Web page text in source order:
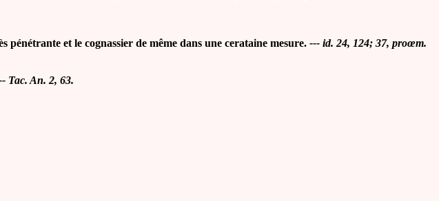
et le cognassier de même dans une cerataine mesure. --- id. 24, 124; 37, proœm.
Tac. An. 2, 63.